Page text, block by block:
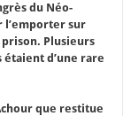
du Néo-
l’emporter sur
prison. Plusieurs
étaient d’une rare
que restitue